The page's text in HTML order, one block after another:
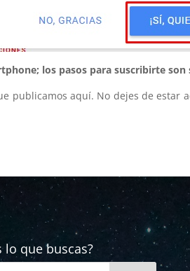
los pasos para suscribirte son
publicamos aquí. No dejes de estar
lo que buscas?